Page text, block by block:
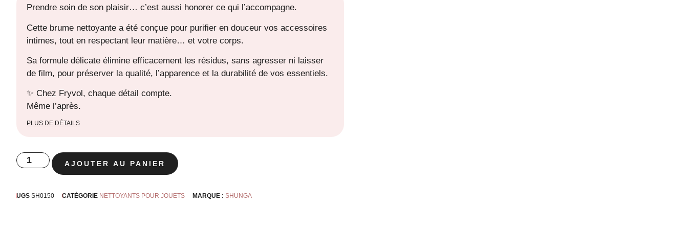
Prendre soin de son plaisir… c’est aussi honorer ce qui l’accompagne.
Cette brume nettoyante a été conçue pour purifier en douceur vos accessoires
intimes, tout en respectant leur matière… et votre corps.
Sa formule délicate élimine efficacement les résidus, sans agresser ni laisser
de film, pour préserver la qualité, l’apparence et la durabilité de vos essentiels.
✨ Chez Fryvol, chaque détail compte.
Même l’après.
PLUS DE DÉTAILS
AJOUTER AU PANIER
UGS SH0150 CATÉGORIE NETTOYANTS POUR JOUETS MARQUE : SHUNGA